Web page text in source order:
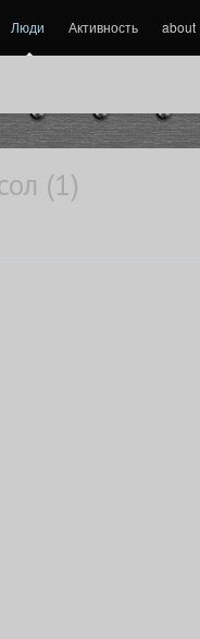
Люди Активность about
(1)